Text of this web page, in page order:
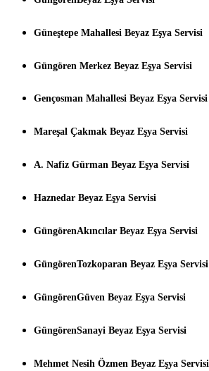
Güneştepe Mahallesi Beyaz Eşya Servisi
Güngören Merkez Beyaz Eşya Servisi
Gençosman Mahallesi Beyaz Eşya Servisi
Mareşal Çakmak Beyaz Eşya Servisi
A. Nafiz Gürman Beyaz Eşya Servisi
Haznedar Beyaz Eşya Servisi
GüngörenAkıncılar Beyaz Eşya Servisi
GüngörenTozkoparan Beyaz Eşya Servisi
GüngörenGüven Beyaz Eşya Servisi
GüngörenSanayi Beyaz Eşya Servisi
Mehmet Nesih Özmen Beyaz Eşya Servisi